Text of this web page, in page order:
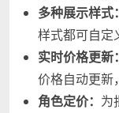
多种展示样式：
样式都可自定
实时价格更新：
价格自动更新
角色定价： 为